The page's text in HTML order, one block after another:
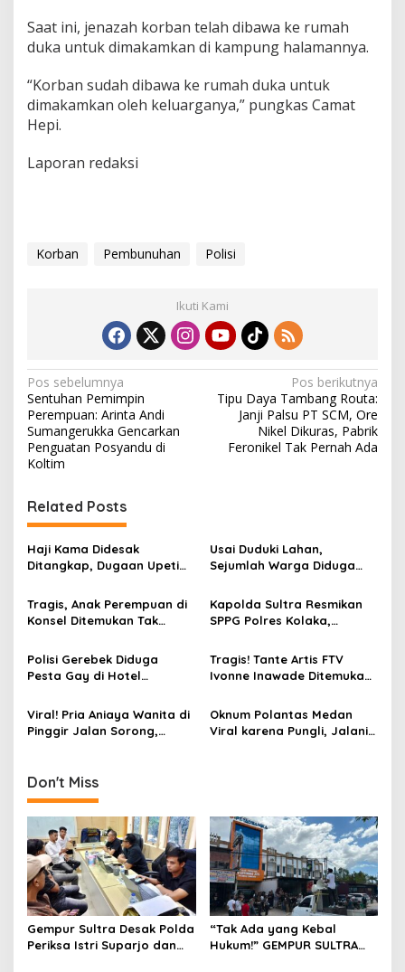
Saat ini, jenazah korban telah dibawa ke rumah
duka untuk dimakamkan di kampung halamannya.
“Korban sudah dibawa ke rumah duka untuk
dimakamkan oleh keluarganya,” pungkas Camat
Hepi.
Laporan redaksi
Korban Pembunuhan Polisi
Ikuti Kami
N
a
v
i
a
s
i
o
Pos sebelumnya
Sentuhan Pemimpin
Perempuan: Arinta Andi
Sumangerukka Gencarkan
Penguatan Posyandu di
Koltim
Pos berikutnya
Tipu Daya Tambang Routa:
Janji Palsu PT SCM, Ore
Nikel Dikuras, Pabrik
Feronikel Tak Pernah Ada
Related Posts
Haji Kama Didesak
Ditangkap, Dugaan Upeti
di Tambang Emas Ilegal
Bombana
Usai Duduki Lahan,
Sejumlah Warga Diduga
Turun Tangan
Tragis, Anak Perempuan di
Konsel Ditemukan Tak
Kapolda Sultra Resmikan
SPPG Polres Kolaka,
Anak Sekolah
Polisi Gerebek Diduga
Pesta Gay di Hotel
Puluhan Pria Terjaring
dalam Kondisi Bugil
Tragis! Tante Artis FTV
Ivonne Inawade Ditemukan
Kendari, Diduga Korban
Pembunuhan
Viral! Pria Aniaya Wanita di
Pinggir Jalan Sorong,
Oknum Polantas Medan
Viral karena Pungli, Jalani
Don't Miss
Gempur Sultra Desak Polda
Periksa Istri Suparjo dan
“Tak Ada yang Kebal
Hukum!” GEMPUR SULTRA